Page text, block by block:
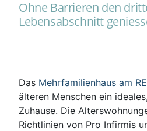
Ohne Barrieren den
Lebensabschnitt
Das Mehrfamilienhaus am
älteren Menschen ein
Zuhause. Die
Richtlinien von Pro Infirmis